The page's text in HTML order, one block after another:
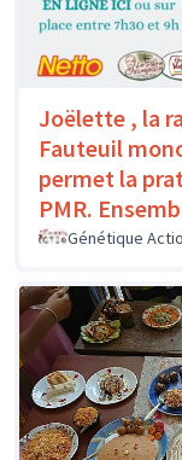
Joëlette , la
Fauteuil
permet la
PMR.
Génétique